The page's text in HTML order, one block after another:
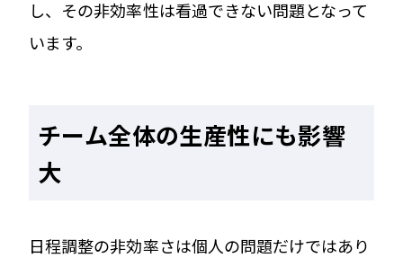
し、その非効率性は看過できない問題となって
います。
チーム全体の生産性にも影響
大
日程調整の非効率さは個人の問題だけではあり